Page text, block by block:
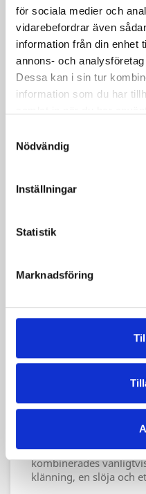
för sociala medier och
vidarebefordrar även
information från din enhet
annons- och
Dessa kan i sin tur
information som du har
Nödvändig
Inställningar
Statistik
Marknadsföring
justering. Kyrkan
sidoöppningar som
vilket förklarar varför
för enkel tränning
kallade gores
sidosömmarna och
sidosömmarna ger
Klänningens snitt är
(eller bliaud) och följer
talen. Medan
denna era
Bliaut var
för arbetarklassen.
klänning så
Bliaut kännetecknades
midjehöjd och
något
större med tiden tills
ner till höfterna.
extrema former,
kombinerades
klänning, en slöja och